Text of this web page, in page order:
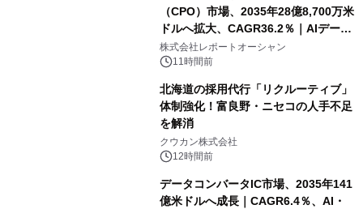
（CPO）市場、2035年28億8,700万米
ドルへ拡大、CAGR36.2％｜AIデータ
センター・高速光通信需要が成長を加
速
株式会社レポートオーシャン
11時間前
北海道の採用代行「リクルーティブ」
体制強化！富良野・ニセコの人手不足
を解消
クウカン株式会社
12時間前
データコンバータIC市場、2035年141
億米ドルへ成長｜CAGR6.4％、AI・